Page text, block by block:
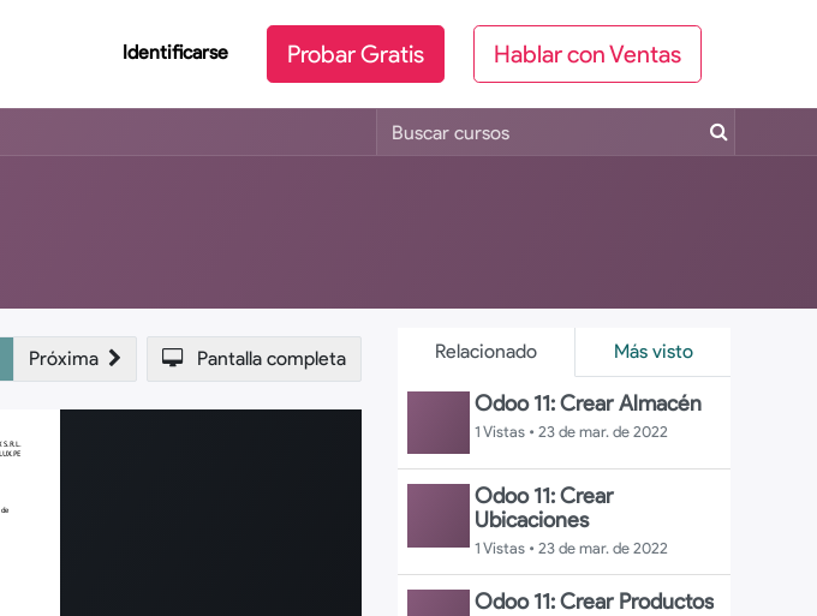
Identificarse Probar Gratis Hablar con Ventas
Relacionado Más visto
Odoo 11: Crear Almacén
1 Vistas • 23 de mar. de 2022
Odoo 11: Crear
Ubicaciones
1 Vistas • 23 de mar. de 2022
Odoo 11: Crear Productos
Próxima Pantalla completa